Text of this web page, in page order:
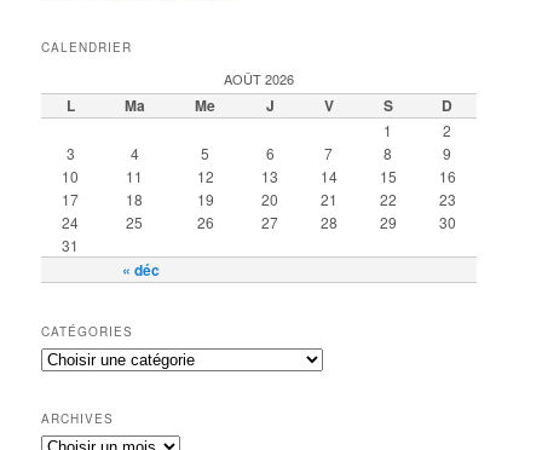
CALENDRIER
AOÛT 2026
L Ma Me J V S D
« déc
1
2
3
4 5 6 7 8
9
10
11 12 13 14 15
16
17
18 19 20 21 22
23
24
25 26 27 28 29
30
31
CATÉGORIES
ARCHIVES